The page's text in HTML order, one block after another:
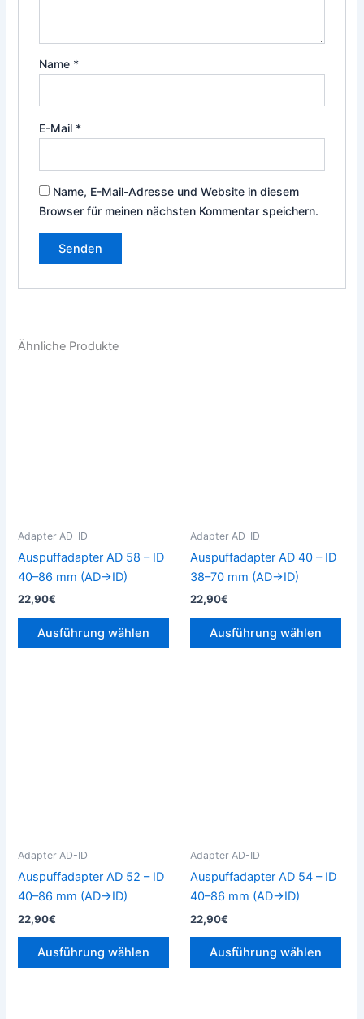
Name *
E-Mail *
Name, E-Mail-Adresse und Website in diesem
Browser für meinen nächsten Kommentar speichern.
Ähnliche Produkte
Adapter AD-ID
Auspuffadapter AD 58 – ID
40–86 mm (AD→ID)
22,90€
Ausführung wählen
können
gewählt
Adapter AD-ID
Auspuffadapter AD 40 – ID
38–70 mm (AD→ID)
22,90€
Ausführung wählen
Adapter AD-ID
Auspuffadapter AD 52 – ID
40–86 mm (AD→ID)
22,90€
Ausführung wählen
können
gewählt
Adapter AD-ID
Auspuffadapter AD 54 – ID
40–86 mm (AD→ID)
22,90€
Ausführung wählen